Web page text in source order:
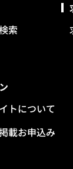
索
トについて
載お申込み